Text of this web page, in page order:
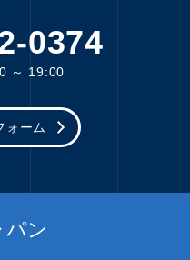
0374
～ 19:00
ォーム
ン